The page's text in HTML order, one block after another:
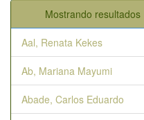
Mostrando
Aal, Renata Kekes
Ab, Mariana Mayumi
Abade, Carlos Eduardo